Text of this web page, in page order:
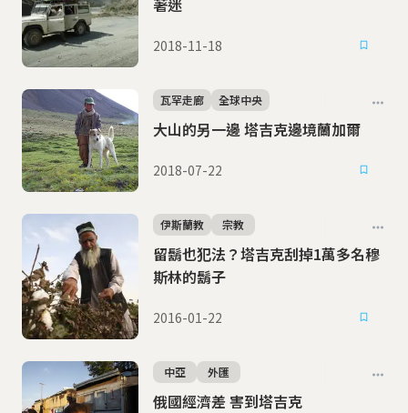
著迷
2018-11-18
大山的另一邊 塔吉克邊境蘭加爾
瓦罕走廊 全球中央
2018-07-22
留鬍也犯法？塔吉克刮掉1萬多名穆
斯林的鬍子
伊斯蘭教 宗教
2016-01-22
俄國經濟差 害到塔吉克
中亞 外匯